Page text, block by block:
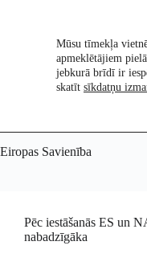
Eiropas Savienība
Pēc iestāšanās ES un
nabadzīgāka
Mūsu tīmekļa
apmeklētājiem
jebkurā brīdī ir
skatīt sīkdatņu